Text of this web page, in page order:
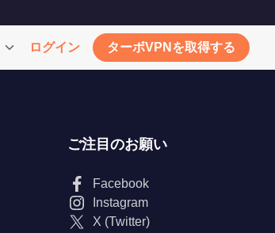
ログイン ターボVPNを取得する
ご注目のお願い
Facebook
Instagram
X (Twitter)